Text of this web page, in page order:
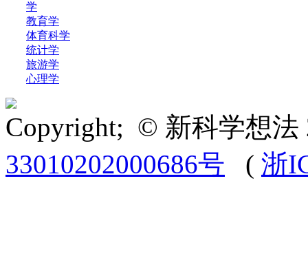
学
教育学
体育科学
统计学
旅游学
心理学
Copyright; © 新科学想
33010202000686号 ( 浙